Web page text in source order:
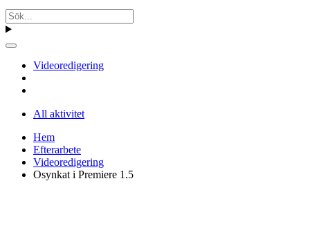
Videoredigering
All aktivitet
Hem
Efterarbete
Videoredigering
Osynkat i Premiere 1.5